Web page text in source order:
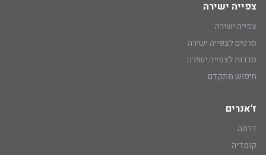
צפייה ישירה
צפייה ישירה
סרטים לצפייה ישירה
סדרות לצפייה ישירה
חיפוש מתקדם
ז'אנרים
דרמה
קומדיה